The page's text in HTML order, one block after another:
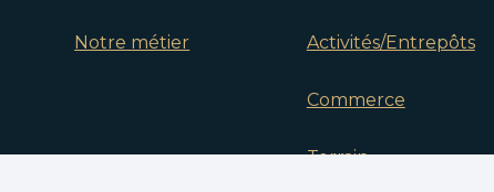
Notre métier Activités/Entrepôts
Commerce
Terrain